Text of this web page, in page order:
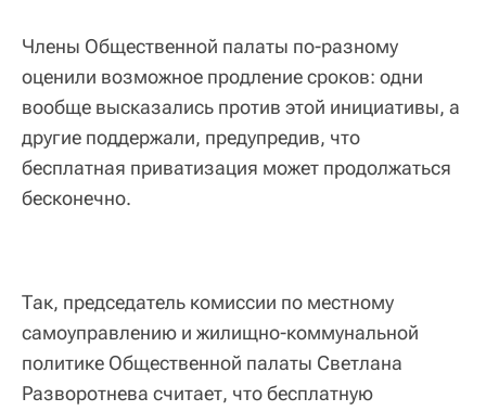
Члены Общественной палаты по-разному
оценили возможное продление сроков: одни
вообще высказались против этой инициативы, а
другие поддержали, предупредив, что
бесплатная приватизация может продолжаться
бесконечно.
Так, председатель комиссии по местному
самоуправлению и жилищно-коммунальной
политике Общественной палаты Светлана
Разворотнева считает, что бесплатную